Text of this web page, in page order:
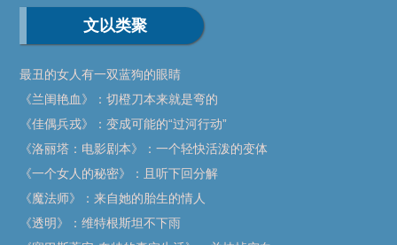
文以类聚
最丑的女人有一双蓝狗的眼睛
《兰闺艳血》：切橙刀本来就是弯的
《佳偶兵戎》：变成可能的“过河行动”
《洛丽塔：电影剧本》：一个轻快活泼的变体
《一个女人的秘密》：且听下回分解
《魔法师》：来自她的胎生的情人
《透明》：维特根斯坦不下雨